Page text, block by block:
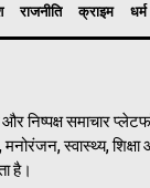
राजनीति क्राइम धर्म
निष्पक्ष समाचार
मनोरंजन, स्वास्थ्य,
है।